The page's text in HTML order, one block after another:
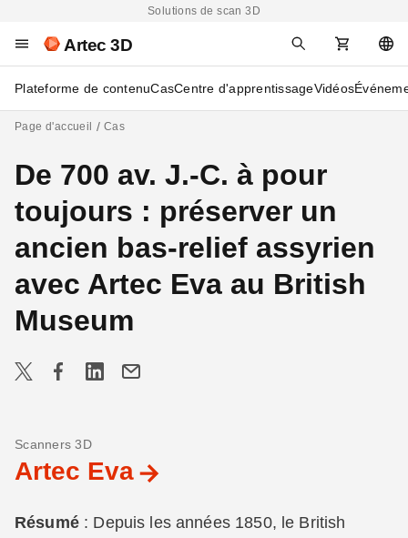
Solutions de scan 3D
Artec 3D
Plateforme de contenuCasCentre d'apprentissageVidéos
Page d'accueil Cas
De 700 av. J.-C. à pour
toujours : préserver un
ancien bas-relief assyrien
avec Artec Eva au British
Museum
Scanners 3D
Artec Eva
Résumé : Depuis les années 1850, le British